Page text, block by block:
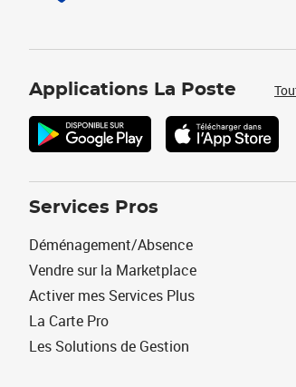
Applications La Poste
Services Pros
Déménagement/Absence
Vendre sur la Marketplace
Activer mes Services Plus
La Carte Pro
Les Solutions de Gestion